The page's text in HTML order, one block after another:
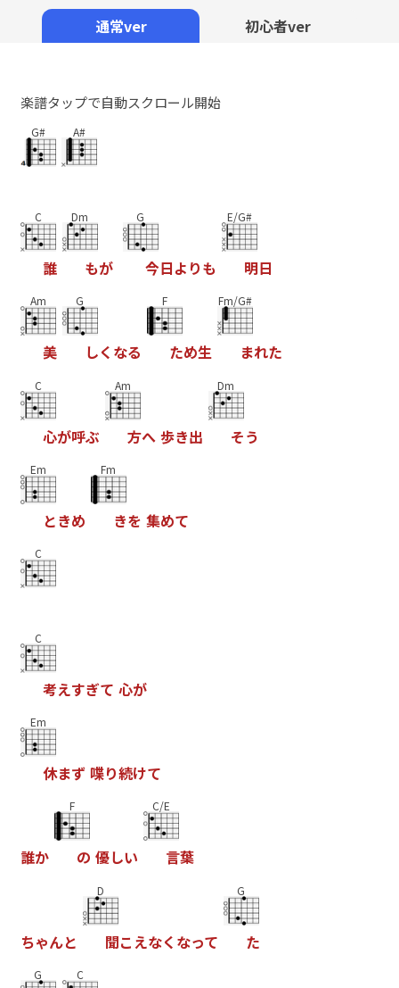
通常ver 初心者ver
楽譜タップで自動スクロール開始
G# A#
C
誰
Dm
もが
G
今日よ りも
E/G#
明日
Am
美
G
しく なる
F
ため生
Fm/G#
まれた
C
心が呼ぶ
Am
方へ 歩き出
Dm
そう
Em
ときめ
Fm
きを 集めて
C
C
考えすぎて 心が
Em
休まず 喋り続けて
誰か
F
の 優しい
C/E
言葉
ちゃんと
D
聞こ えなく なって
G
た
G C